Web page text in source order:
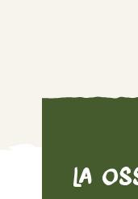
La